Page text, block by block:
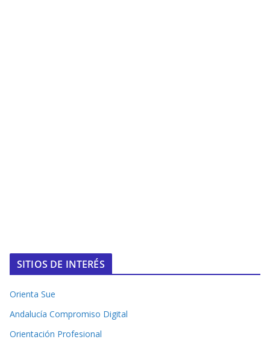
SITIOS DE INTERÉS
Orienta Sue
Andalucía Compromiso Digital
Orientación Profesional